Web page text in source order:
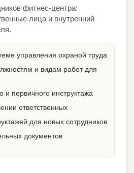
фитнес-центра:
лица и внутренний
управления охраной труда
и видам работ для
и первичного инструктажа
ответственных
для новых сотрудников
документов